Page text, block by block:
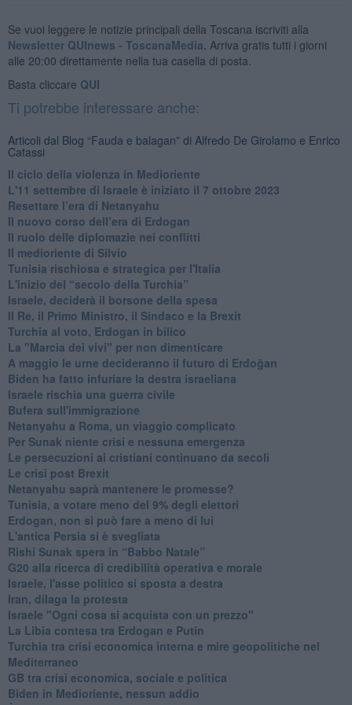
Se vuoi leggere le notizie principali della Toscana iscriviti alla
Newsletter QUInews - ToscanaMedia. Arriva gratis tutti i giorni
alle 20:00 direttamente nella tua casella di posta.
Basta cliccare QUI
Ti potrebbe interessare anche:
Articoli dal Blog “Fauda e balagan” di Alfredo De Girolamo e Enrico
Catassi
Il ciclo della violenza in Medioriente
L'11 settembre di Israele è iniziato il 7 ottobre 2023
Resettare l’era di Netanyahu
​Il nuovo corso dell’era di Erdogan
Il ruolo delle diplomazie nei conflitti
Il medioriente di Silvio
Tunisia rischiosa e strategica per l'Italia
L'inizio del “secolo della Turchia”
Israele, deciderà il borsone della spesa
Il Re, il Primo Ministro, il Sindaco e la Brexit
Turchia al voto, Erdogan in bilico
La "Marcia dei vivi" per non dimenticare
A maggio le urne decideranno il futuro di Erdoğan
Biden ha fatto infuriare la destra israeliana
Israele rischia una guerra civile
Bufera sull'immigrazione
Netanyahu a Roma, un viaggio complicato
Per Sunak niente crisi e nessuna emergenza
Le persecuzioni ai cristiani continuano da secoli
Le crisi post Brexit
Netanyahu saprà mantenere le promesse?
Tunisia, a votare meno del 9% degli elettori
Erdogan, non si può fare a meno di lui
L'antica Persia si è svegliata
Rishi Sunak spera in “Babbo Natale”
G20 alla ricerca di credibilità operativa e morale
Israele, l'asse politico si sposta a destra
Iran, dilaga la protesta
Israele "Ogni cosa si acquista con un prezzo"
La Libia contesa tra Erdogan e Putin
Turchia tra crisi economica interna e mire geopolitiche nel
Mediterraneo
GB tra crisi economica, sociale e politica
Biden in Medioriente, nessun addio